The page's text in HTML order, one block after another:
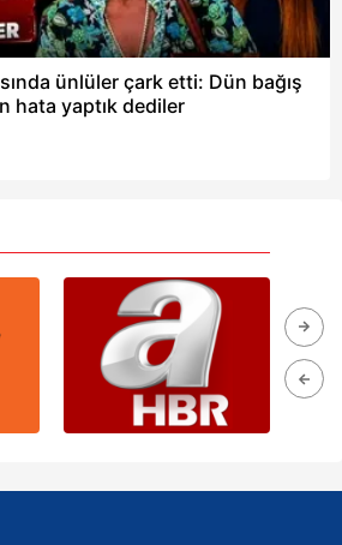
ünlüler çark etti: Dün bağış
hata yaptık dediler